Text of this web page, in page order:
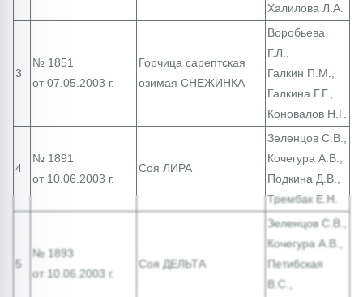
Халилова Л.А.
3
№ 1851
от 07.05.2003 г.
Горчица сарептская
озимая СНЕЖИНКА
Воробьева
Г.Л.,
Галкин П.М.,
Галкина Г.Г.,
Коновалов Н.Г.
4
№ 1891
от 10.06.2003 г.
Соя ЛИРА
Зеленцов С.В.,
Кочегура А.В.,
Подкина Д.В.,
Трембак Е.Н.
5
№ 1893
от 10.06.2003 г.
Соя ДЕЛЬТА
Зеленцов С.В.,
Кочегура А.В.,
Петибская
В.С.,